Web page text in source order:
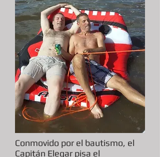
Conmovido por el bautismo, el
Capitán Elegar pisa el